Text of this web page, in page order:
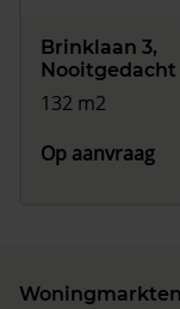
Brinklaan 3,
Nooitgedacht
132 m2
Op aanvraag
Woningmarkten